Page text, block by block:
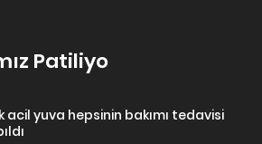
Patiliyo
acil yuva hepsinin bakımı tedavisi